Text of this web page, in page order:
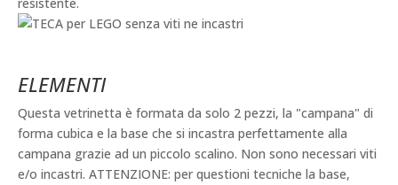
ELEMENTI
Questa vetrinetta è formata da solo 2 pezzi, la "campana" di
forma cubica e la base che si incastra perfettamente alla
campana grazie ad un piccolo scalino. Non sono necessari viti
e/o incastri. ATTENZIONE: per questioni tecniche la base,